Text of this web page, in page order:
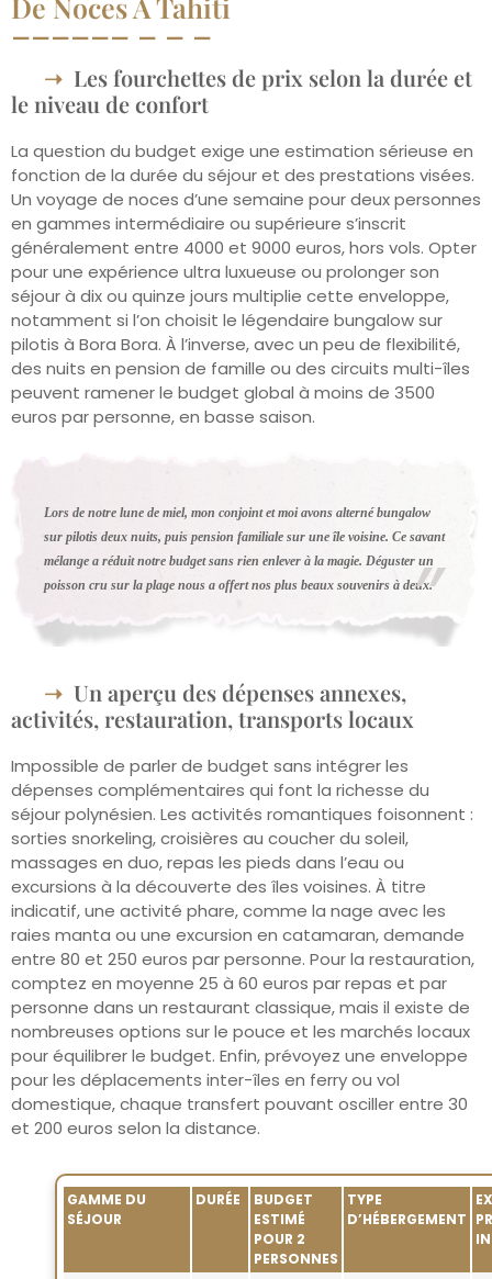
De Noces À Tahiti
Les fourchettes de prix selon la durée et
le niveau de confort
La question du budget exige une estimation sérieuse en
fonction de la durée du séjour et des prestations visées.
Un voyage de noces d’une semaine pour deux personnes
en gammes intermédiaire ou supérieure s’inscrit
généralement entre 4000 et 9000 euros, hors vols. Opter
pour une expérience ultra luxueuse ou prolonger son
séjour à dix ou quinze jours multiplie cette enveloppe,
notamment si l’on choisit le légendaire bungalow sur
pilotis à Bora Bora. À l’inverse, avec un peu de flexibilité,
des nuits en pension de famille ou des circuits multi-îles
peuvent ramener le budget global à moins de 3500
euros par personne, en basse saison.
Lors de notre lune de miel, mon conjoint et moi avons alterné bungalow
sur pilotis deux nuits, puis pension familiale sur une île voisine. Ce savant
mélange a réduit notre budget sans rien enlever à la magie. Déguster un
poisson cru sur la plage nous a offert nos plus beaux souvenirs à deux.
Un aperçu des dépenses annexes,
activités, restauration, transports locaux
Impossible de parler de budget sans intégrer les
dépenses complémentaires qui font la richesse du
séjour polynésien. Les activités romantiques foisonnent :
sorties snorkeling, croisières au coucher du soleil,
massages en duo, repas les pieds dans l’eau ou
excursions à la découverte des îles voisines. À titre
indicatif, une activité phare, comme la nage avec les
raies manta ou une excursion en catamaran, demande
entre 80 et 250 euros par personne. Pour la restauration,
comptez en moyenne 25 à 60 euros par repas et par
personne dans un restaurant classique, mais il existe de
nombreuses options sur le pouce et les marchés locaux
pour équilibrer le budget. Enfin, prévoyez une enveloppe
pour les déplacements inter-îles en ferry ou vol
domestique, chaque transfert pouvant osciller entre 30
et 200 euros selon la distance.
GAMME DU
SÉJOUR
DURÉE
BUDGET
ESTIMÉ
POUR 2
PERSONNES
TYPE
D’HÉBERGEMENT